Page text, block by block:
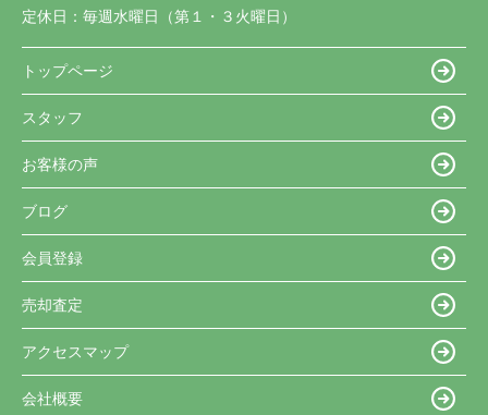
定休日： 毎週水曜日（第１・３火曜日）
トップページ
スタッフ
お客様の声
ブログ
会員登録
売却査定
アクセスマップ
会社概要